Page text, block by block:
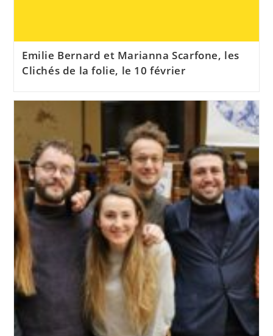
Emilie Bernard et Marianna Scarfone, les
Clichés de la folie, le 10 février